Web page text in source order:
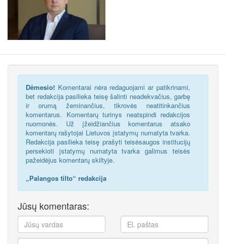
Dėmesio! Komentarai nėra redaguojami ar patikrinami,
bet redakcija pasilieka teisę šalinti neadekvačius, garbę
ir orumą žeminančius, tikrovės neatitinkančius
komentarus. Komentarų turinys neatspindi redakcijos
nuomonės. Už įžeidžiančius komentarus atsako
komentarų rašytojai Lietuvos įstatymų numatyta tvarka.
Redakcija pasilieka teisę prašyti teisėsaugos institucijų
persekioti įstatymų numatyta tvarka galimus teisės
pažeidėjus komentarų skiltyje.
„Palangos tilto“ redakcija
Jūsų komentaras: